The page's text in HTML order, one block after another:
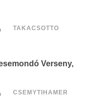
TAKACSOTTO
Verseny,
CSEMYTIHAMER